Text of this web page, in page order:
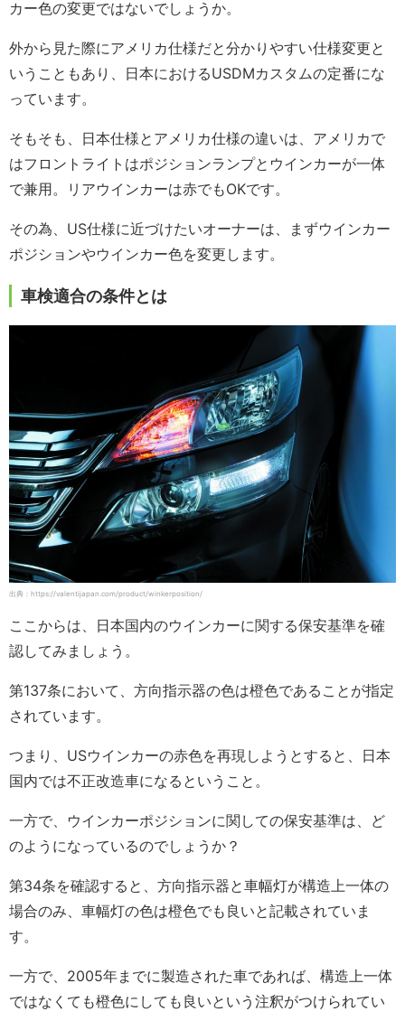
カー色の変更ではないでしょうか。
外から見た際にアメリカ仕様だと分かりやすい仕様変更と
いうこともあり、日本におけるUSDMカスタムの定番にな
っています。
そもそも、日本仕様とアメリカ仕様の違いは、アメリカで
はフロントライトはポジションランプとウインカーが一体
で兼用。リアウインカーは赤でもOKです。
その為、US仕様に近づけたいオーナーは、まずウインカー
ポジションやウインカー色を変更します。
車検適合の条件とは
出典：https://valentijapan.com/product/winkerposition/
ここからは、日本国内のウインカーに関する保安基準を確
認してみましょう。
第137条において、方向指示器の色は橙色であることが指定
されています。
つまり、USウインカーの赤色を再現しようとすると、日本
国内では不正改造車になるということ。
一方で、ウインカーポジションに関しての保安基準は、ど
のようになっているのでしょうか？
第34条を確認すると、方向指示器と車幅灯が構造上一体の
場合のみ、車幅灯の色は橙色でも良いと記載されていま
す。
一方で、2005年までに製造された車であれば、構造上一体
ではなくても橙色にしても良いという注釈がつけられてい